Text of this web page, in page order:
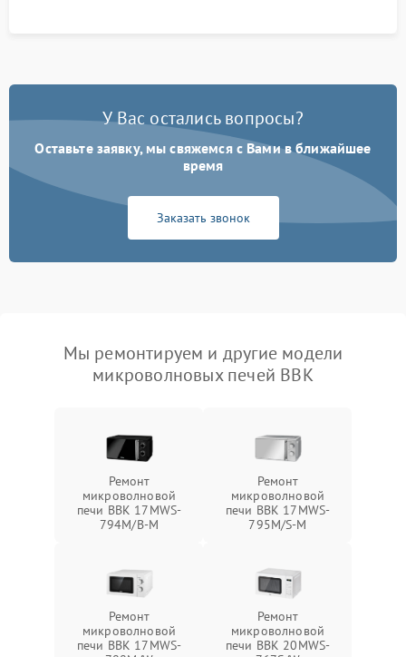
У Вас остались вопросы?
Оставьте заявку, мы свяжемся с Вами в ближайшее
время
Заказать звонок
Мы ремонтируем и другие модели
микроволновых печей BBK
Ремонт
микроволновой
печи BBK 17MWS-
794M/B-M
Ремонт
микроволновой
печи BBK 17MWS-
795M/S-M
Ремонт
микроволновой
печи BBK 17MWS-
Ремонт
микроволновой
печи BBK 20MWS-